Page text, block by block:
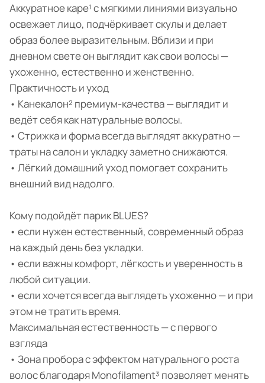
Аккуратное каре¹ с мягкими линиями визуально
освежает лицо, подчёркивает скулы и делает
образ более выразительным. Вблизи и при
дневном свете он выглядит как свои волосы —
ухоженно, естественно и женственно.
Практичность и уход
• Канекалон² премиум-качества — выглядит и
ведёт себя как натуральные волосы.
• Стрижка и форма всегда выглядят аккуратно —
траты на салон и укладку заметно снижаются.
• Лёгкий домашний уход помогает сохранить
внешний вид надолго.
Кому подойдёт парик BLUES?
• если нужен естественный, современный образ
на каждый день без укладки.
• если важны комфорт, лёгкость и уверенность в
любой ситуации.
• если хочется всегда выглядеть ухоженно — и при
этом не тратить время.
Максимальная естественность — с первого
взгляда
• Зона пробора с эффектом натурального роста
волос благодаря Monofilament³ позволяет менять